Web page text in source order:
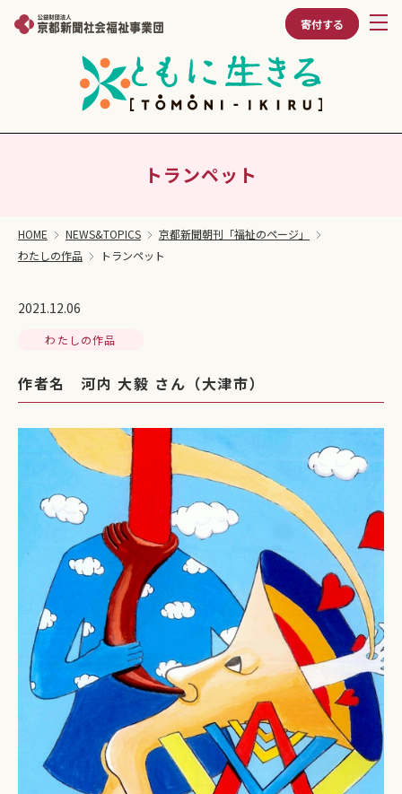
寄付する
トランペット
HOME NEWS&TOPICS
京都新聞朝刊「福祉のページ」
わたしの作品
トランペット
2021.12.06
わたしの作品
作者名 河内 大毅 さん（大津市）